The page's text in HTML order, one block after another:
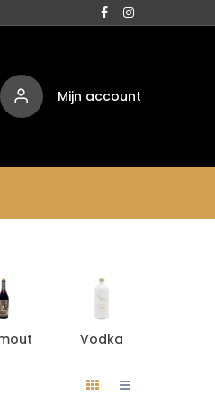
Mijn account
Vodka